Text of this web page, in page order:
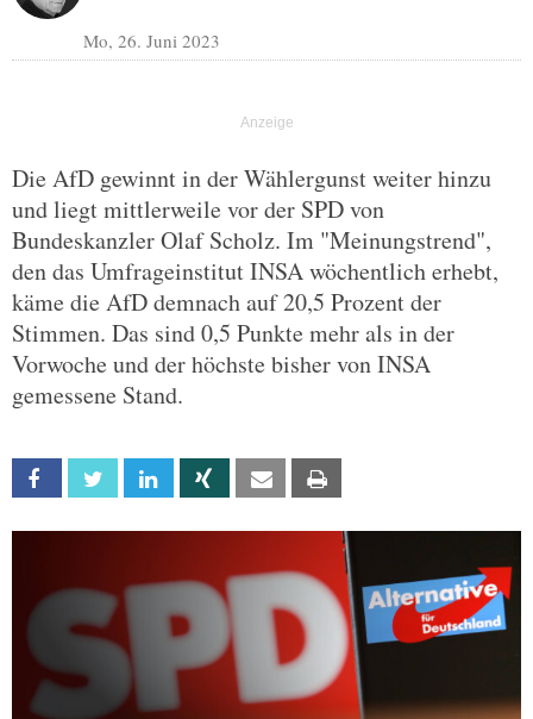
Mo, 26. Juni 2023
Die AfD gewinnt in der Wählergunst weiter hinzu
und liegt mittlerweile vor der SPD von
Bundeskanzler Olaf Scholz. Im "Meinungstrend",
den das Umfrageinstitut INSA wöchentlich erhebt,
käme die AfD demnach auf 20,5 Prozent der
Stimmen. Das sind 0,5 Punkte mehr als in der
Vorwoche und der höchste bisher von INSA
gemessene Stand.
Facebook Twitter Linkedin Xing Email